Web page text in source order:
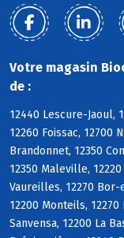
Votre magasin
de :
12440 Lescure-Jaoul,
12260 Foissac, 12700
Brandonnet, 12350
12350 Maleville,
Vaureilles, 12270 Bor-
12200 Monteils, 12270
Sanvensa, 12200 La